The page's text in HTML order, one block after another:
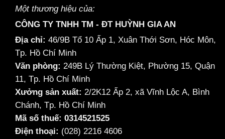
Một thương hiệu của:
CÔNG TY TNHH TM - ĐT HUỲNH GIA AN
Địa chỉ: 46/9B Tổ 10 Ấp 1, Xuân Thới Sơn, Hóc Môn,
Tp. Hồ Chí Minh
Văn phòng: 249B Lý Thường Kiệt, Phường 15, Quận
11, Tp. Hồ Chí Minh
Xưởng sản xuất: 2/2K12 Ấp 2, xã Vĩnh Lộc A, Bình
Chánh, Tp. Hồ Chí Minh
Mã số thuế: 0314521525
Điện thoại: (028) 2216 4606